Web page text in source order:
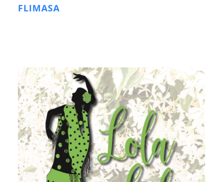
FLIMASA